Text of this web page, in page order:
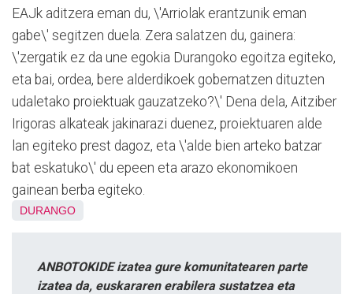
EAJk aditzera eman du, \'Arriolak erantzunik eman
gabe\' segitzen duela. Zera salatzen du, gainera:
\'zergatik ez da une egokia Durangoko egoitza egiteko,
eta bai, ordea, bere alderdikoek gobernatzen dituzten
udaletako proiektuak gauzatzeko?\' Dena dela, Aitziber
Irigoras alkateak jakinarazi duenez, proiektuaren alde
lan egiteko prest dagoz, eta \'alde bien arteko batzar
bat eskatuko\' du epeen eta arazo ekonomikoen
gainean berba egiteko.
DURANGO
ANBOTOKIDE izatea gure komunitatearen parte
izatea da, euskararen erabilera sustatzea eta